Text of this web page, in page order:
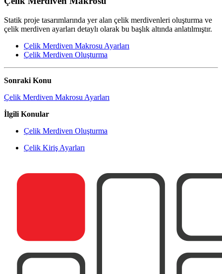
Statik proje tasarımlarında yer alan çelik merdivenleri oluşturma ve
çelik merdiven ayarları detaylı olarak bu başlık altında anlatılmıştır.
Çelik Merdiven Makrosu Ayarları
Çelik Merdiven Oluşturma
Sonraki Konu
Çelik Merdiven Makrosu Ayarları
İlgili Konular
Çelik Merdiven Oluşturma
Çelik Kiriş Ayarları